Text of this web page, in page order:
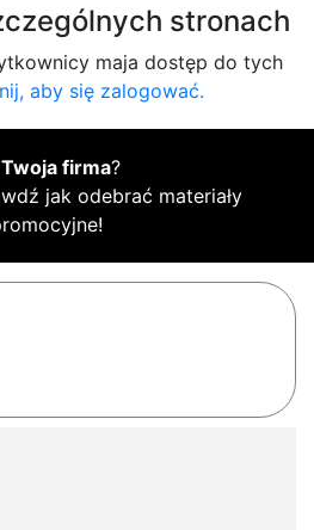
stronach
maja dostęp do tych
aby się zalogować.
firma?
jak odebrać materiały